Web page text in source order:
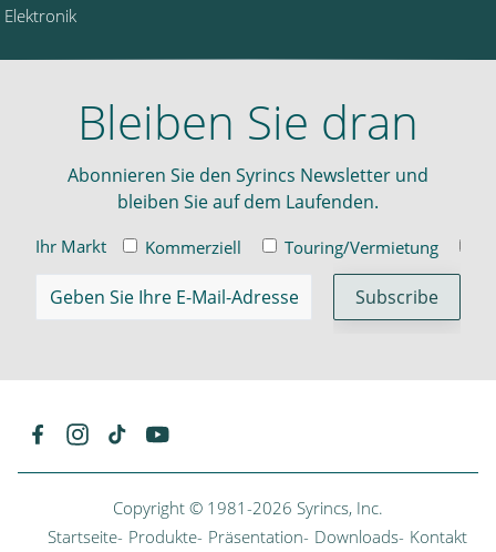
Elektronik
Bleiben Sie dran
Abonnieren Sie den Syrincs Newsletter und
bleiben Sie auf dem Laufenden.
Ihr Markt Kommerziell Touring/Vermietung
Copyright © 1981-2026 Syrincs, Inc.
Startseite Produkte Präsentation Downloads Kontakt